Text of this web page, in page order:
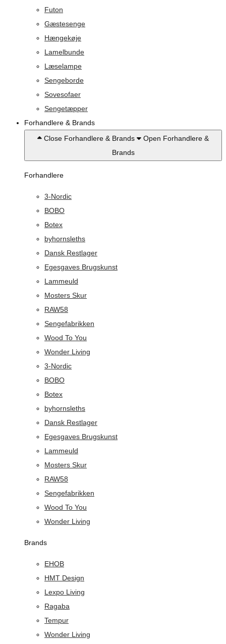
Futon
Gæstesenge
Hængekøje
Lamelbunde
Læselampe
Sengeborde
Sovesofaer
Sengetæpper
Forhandlere & Brands
Close Forhandlere & Brands
Open Forhandlere &
Brands
Forhandlere
3-Nordic
BOBO
Botex
byhornsleths
Dansk Restlager
Egesgaves Brugskunst
Lammeuld
Mosters Skur
RAW58
Sengefabrikken
Wood To You
Wonder Living
3-Nordic
BOBO
Botex
byhornsleths
Dansk Restlager
Egesgaves Brugskunst
Lammeuld
Mosters Skur
RAW58
Sengefabrikken
Wood To You
Wonder Living
Brands
EHOB
HMT Design
Lexpo Living
Ragaba
Tempur
Wonder Living